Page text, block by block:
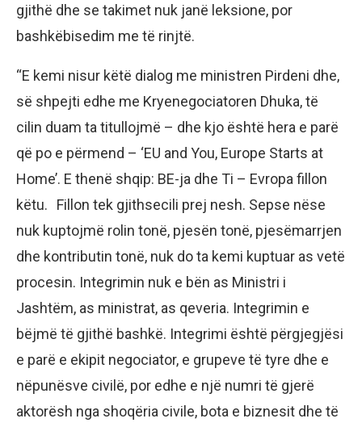
gjithë dhe se takimet nuk janë leksione, por
bashkëbisedim me të rinjtë.
“E kemi nisur këtë dialog me ministren Pirdeni dhe,
së shpejti edhe me Kryenegociatoren Dhuka, të
cilin duam ta titullojmë – dhe kjo është hera e parë
që po e përmend – ‘EU and You, Europe Starts at
Home’. E thenë shqip: BE-ja dhe Ti – Evropa fillon
këtu. Fillon tek gjithsecili prej nesh. Sepse nëse
nuk kuptojmë rolin tonë, pjesën tonë, pjesëmarrjen
dhe kontributin tonë, nuk do ta kemi kuptuar as vetë
procesin. Integrimin nuk e bën as Ministri i
Jashtëm, as ministrat, as qeveria. Integrimin e
bëjmë të gjithë bashkë. Integrimi është përgjegjësi
e parë e ekipit negociator, e grupeve të tyre dhe e
nëpunësve civilë, por edhe e një numri të gjerë
aktorësh nga shoqëria civile, bota e biznesit dhe të